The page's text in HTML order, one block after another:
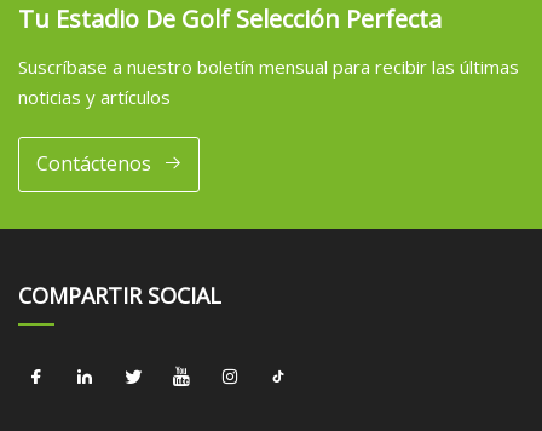
Tu Estadio De Golf Selección Perfecta
Suscríbase a nuestro boletín mensual para recibir las últimas
noticias y artículos
Contáctenos
COMPARTIR SOCIAL